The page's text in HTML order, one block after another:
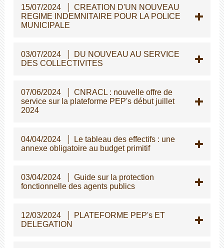
15/07/2024
CREATION D'UN NOUVEAU
REGIME INDEMNITAIRE POUR LA POLICE
MUNICIPALE
03/07/2024
DU NOUVEAU AU SERVICE
DES COLLECTIVITES
07/06/2024
CNRACL : nouvelle offre de
service sur la plateforme PEP's début juillet
2024
04/04/2024
Le tableau des effectifs : une
annexe obligatoire au budget primitif
03/04/2024
Guide sur la protection
fonctionnelle des agents publics
12/03/2024
PLATEFORME PEP's ET
DELEGATION